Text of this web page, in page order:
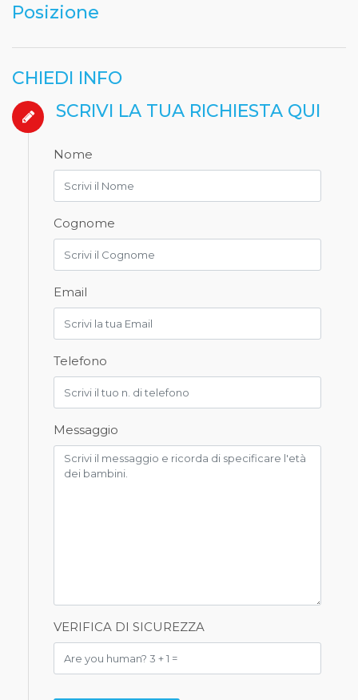
Posizione
CHIEDI INFO
SCRIVI LA TUA RICHIESTA QUI
Nome
Cognome
Email
Telefono
Messaggio
VERIFICA DI SICUREZZA